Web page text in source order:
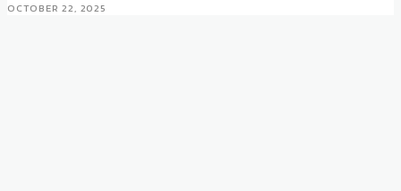
OCTOBER 22, 2025